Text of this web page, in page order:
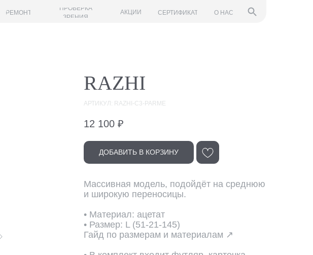
АКЦИИ СЕРТИФИКАТ
РЕМОНТ
ПРОВЕРКА
ЗРЕНИЯ
О НАС
RAZHI
АРТИКУЛ: RAZHI-C3-PARME
12 100 ₽
ДОБАВИТЬ В КОРЗИНУ
Массивная модель, подойдёт на среднюю
и широкую переносицы.
• Материал: ацетат
• Размер: L (51-21-145)
Гайд по размерам и материалам ↗